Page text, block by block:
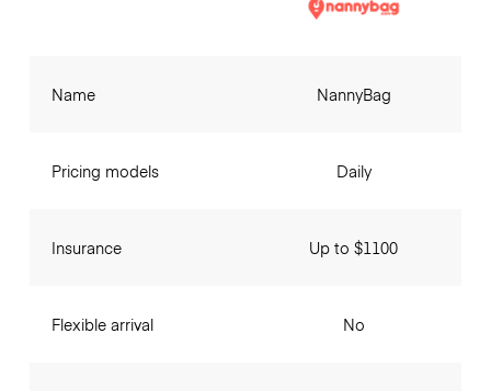
Name
Pricing models
Insurance
Flexible arrival
NannyBag
Daily
Up to $1100
No